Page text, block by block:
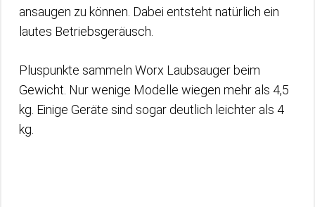
ansaugen zu können. Dabei entsteht natürlich ein
lautes Betriebsgeräusch.
Pluspunkte sammeln Worx Laubsauger beim
Gewicht. Nur wenige Modelle wiegen mehr als 4,5
kg. Einige Geräte sind sogar deutlich leichter als 4
kg.